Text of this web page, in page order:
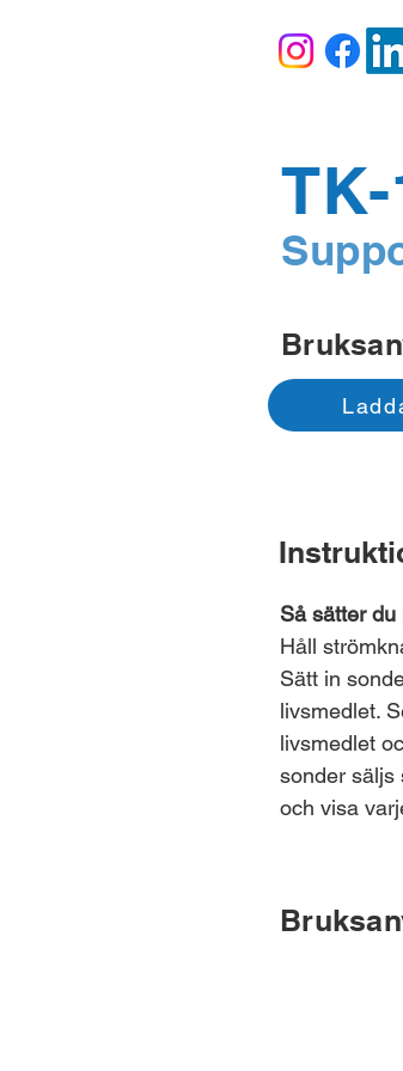
TK-
Så sätter
Håll
Sätt in
livsmedlet.
livsmedlet
sonder säljs
och visa